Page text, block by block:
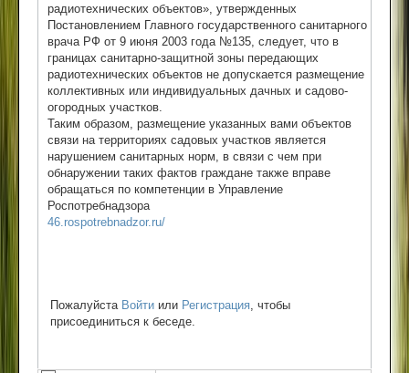
радиотехнических объектов», утвержденных
Постановлением Главного государственного санитарного
врача РФ от 9 июня 2003 года №135, следует, что в
границах санитарно-защитной зоны передающих
радиотехнических объектов не допускается размещение
коллективных или индивидуальных дачных и садово-
огородных участков.
Таким образом, размещение указанных вами объектов
связи на территориях садовых участков является
нарушением санитарных норм, в связи с чем при
обнаружении таких фактов граждане также вправе
обращаться по компетенции в Управление
Роспотребнадзора
46.rospotrebnadzor.ru/
Пожалуйста Войти или Регистрация, чтобы
присоединиться к беседе.